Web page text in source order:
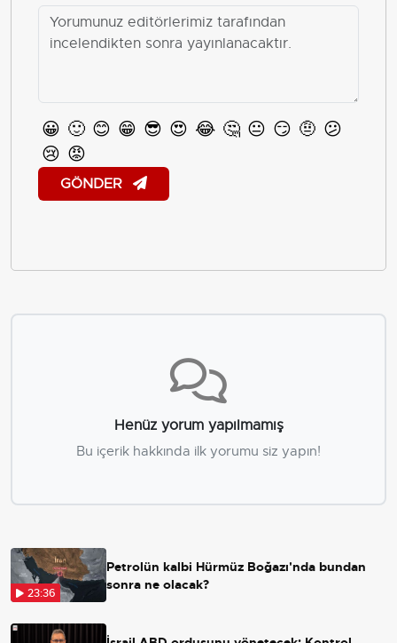
😀 🙂 😊 😁 😎 😍 😂 🤔 😐 😏 🤨 😕
😢 😡
GÖNDER
Henüz yorum yapılmamış
Bu içerik hakkında ilk yorumu siz yapın!
23:36
Petrolün kalbi Hürmüz Boğazı'nda bundan
sonra ne olacak?